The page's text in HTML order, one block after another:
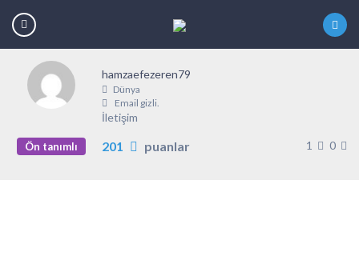
hamzaefezeren79
Dünya
Email gizli.
İletişim
Ön tanımlı 201 puanlar 1 0